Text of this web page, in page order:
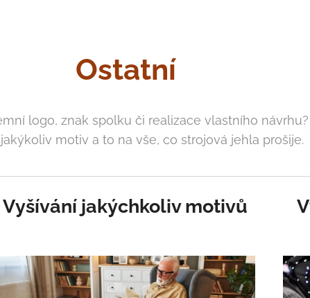
Ostatní
logo, znak spolku či realizace vlastního návrhu?
motiv a to na vše, co strojová jehla prošije.
Vyšívání jakýchkoliv motivů